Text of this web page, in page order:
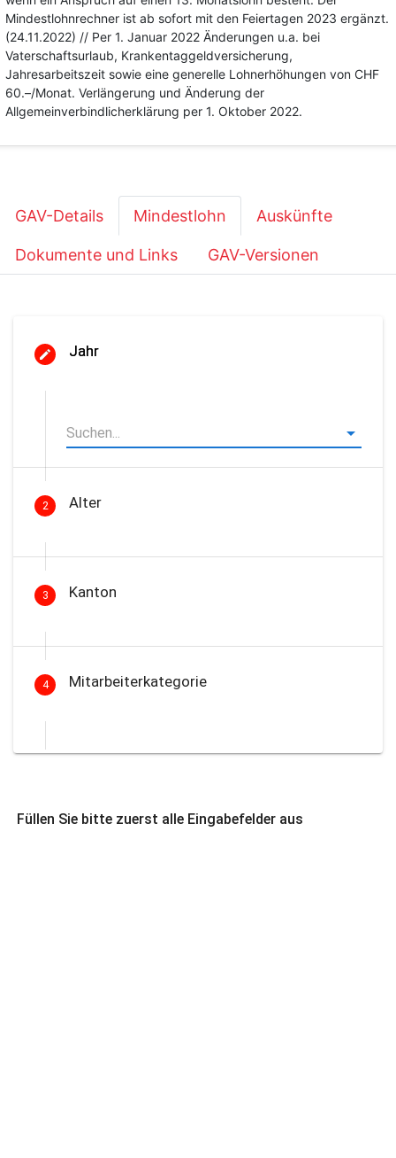
Mindestlohnrechner ist ab sofort mit den Feiertagen 2023 ergänzt.
(24.11.2022) // Per 1. Januar 2022 Änderungen u.a. bei
Vaterschaftsurlaub, Krankentaggeldversicherung,
Jahresarbeitszeit sowie eine generelle Lohnerhöhungen von CHF
60.–/Monat. Verlängerung und Änderung der
Allgemeinverbindlicherklärung per 1. Oktober 2022.
GAV-Details Mindestlohn Auskünfte
Dokumente und Links GAV-Versionen
Jahr
2 Alter
3 Kanton
4 Mitarbeiterkategorie
Füllen Sie bitte zuerst alle Eingabefelder aus